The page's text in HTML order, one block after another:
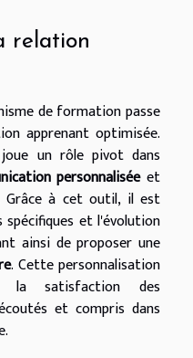
relation
de formation passe
apprenant optimisée.
un rôle pivot dans
personnaliséeet
Grâce à cet outil, il est
spécifiques et l'évolution
ainsi de proposer une
. Cette personnalisation
la satisfaction des
et compris dans